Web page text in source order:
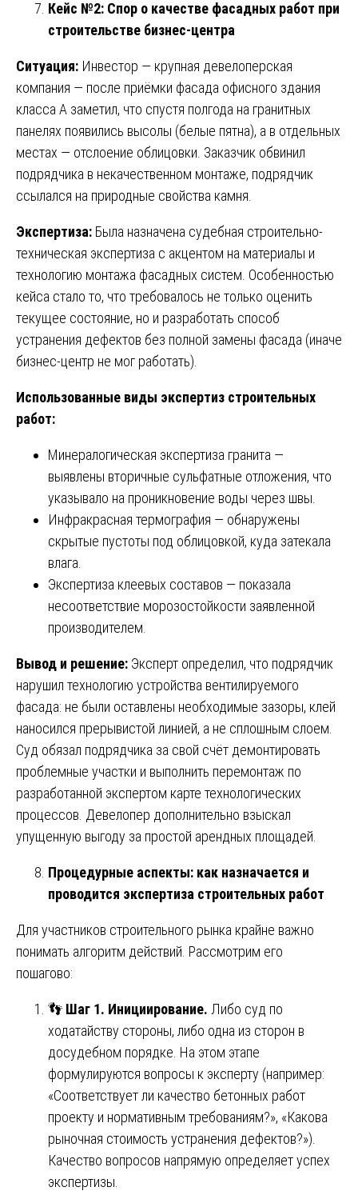
Кейс №2: Спор о качестве фасадных работ при
строительстве бизнес-центра
Ситуация: Инвестор — крупная девелоперская
компания — после приёмки фасада офисного здания
класса А заметил, что спустя полгода на гранитных
панелях появились высолы (белые пятна), а в отдельных
местах — отслоение облицовки. Заказчик обвинил
подрядчика в некачественном монтаже, подрядчик
ссылался на природные свойства камня.
Экспертиза: Была назначена судебная строительно-
техническая экспертиза с акцентом на материалы и
технологию монтажа фасадных систем. Особенностью
кейса стало то, что требовалось не только оценить
текущее состояние, но и разработать способ
устранения дефектов без полной замены фасада (иначе
бизнес-центр не мог работать).
Использованные виды экспертиз строительных
работ:
Минералогическая экспертиза гранита —
выявлены вторичные сульфатные отложения, что
указывало на проникновение воды через швы.
Инфракрасная термография — обнаружены
скрытые пустоты под облицовкой, куда затекала
влага.
Экспертиза клеевых составов — показала
несоответствие морозостойкости заявленной
производителем.
Вывод и решение: Эксперт определил, что подрядчик
нарушил технологию устройства вентилируемого
фасада: не были оставлены необходимые зазоры, клей
наносился прерывистой линией, а не сплошным слоем.
Суд обязал подрядчика за свой счёт демонтировать
проблемные участки и выполнить перемонтаж по
разработанной экспертом карте технологических
процессов. Девелопер дополнительно взыскал
упущенную выгоду за простой арендных площадей.
Процедурные аспекты: как назначается и
проводится экспертиза строительных работ
Для участников строительного рынка крайне важно
понимать алгоритм действий. Рассмотрим его
пошагово:
👣 Шаг 1. Инициирование. Либо суд по
ходатайству стороны, либо одна из сторон в
досудебном порядке. На этом этапе
формулируются вопросы к эксперту (например:
«Соответствует ли качество бетонных работ
проекту и нормативным требованиям?», «Какова
рыночная стоимость устранения дефектов?»).
Качество вопросов напрямую определяет успех
экспертизы.